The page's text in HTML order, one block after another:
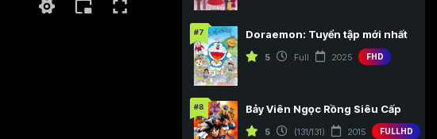
#7 Doraemon: Tuyển tập mới nhất
5 Full 2025 FHD
#8 Bảy Viên Ngọc Rồng Siêu Cấp
5 (131/131) 2015 FULLHD